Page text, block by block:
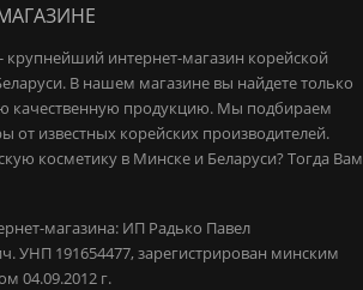
- крупнейший интернет-магазин корейской
В нашем магазине вы найдете только
качественную продукцию. Мы подбираем
от известных корейских производителей.
косметику в Минске и Беларуси? Тогда Вам
магазина: ИП Радько Павел
УНП 191654477, зарегистрирован минским
04.09.2012 г.